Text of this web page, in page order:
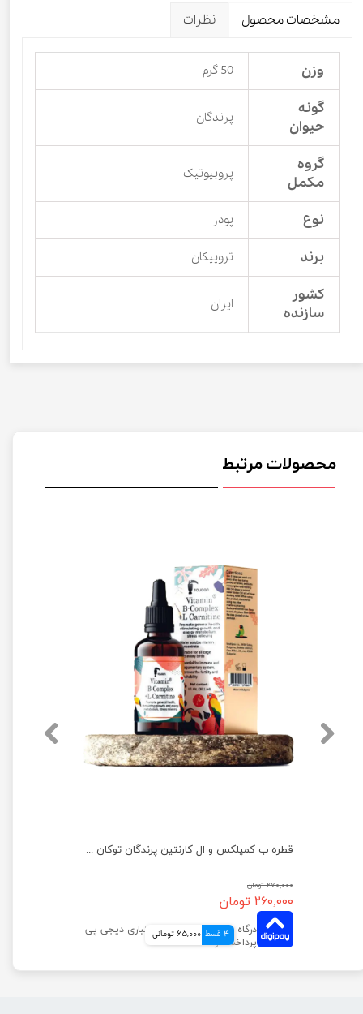
مشخصات محصول نظرات
وزن 50 گرم
گونه
حیوان
پرندگان
گروه
مکمل
پروبیوتیک
نوع پودر
برند تروپیکان
کشور
سازنده
ایران
محصولات مرتبط
قطره ب کمپلکس و ال کارنتین پرندگان توکان حجم ۳۰ میلی لیتر
۲۷۰,۰۰۰ تومان
۲۶۰,۰۰۰ تومان
4 قسط 65,000 تومانی